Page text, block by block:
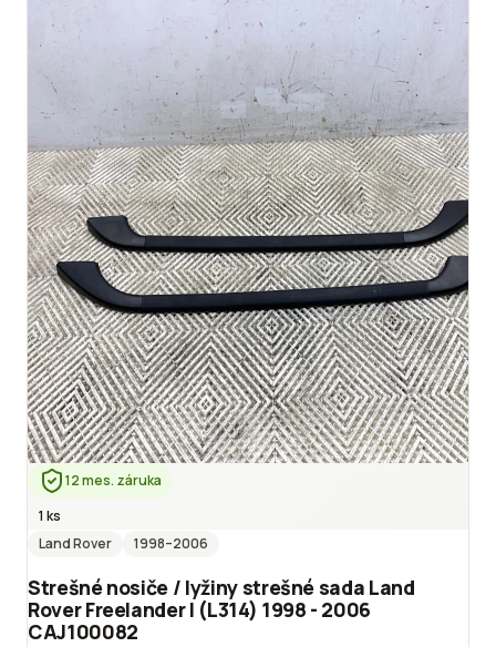
12 mes. záruka
1 ks
Land Rover
1998–2006
Strešné nosiče / lyžiny strešné sada Land
Rover Freelander I (L314) 1998 - 2006
CAJ100082